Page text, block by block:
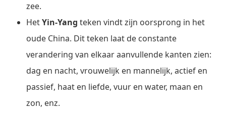
zee.
HetYin-Yang teken vindt zijn oorsprong in het
oude China. Dit teken laat de constante
verandering van elkaar aanvullende kanten zien:
dag en nacht, vrouwelijk en mannelijk, actief en
passief, haat en liefde, vuur en water, maan en
zon, enz.